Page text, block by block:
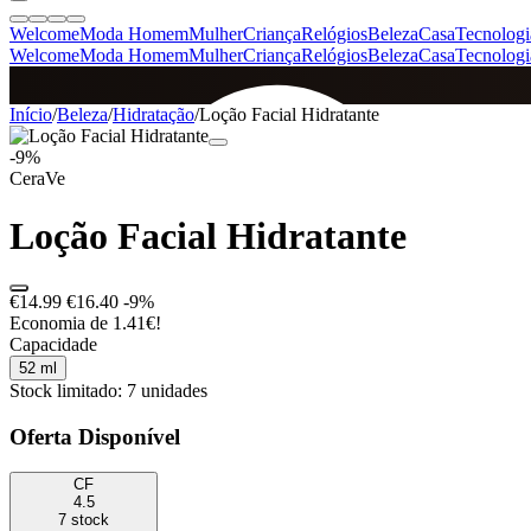
WelcomeModa HomemMulherCriançaRelógiosBelezaCasa
WelcomeModa HomemMulherCriançaRelógiosBelezaCasa
SINCE 2005
Início/Beleza/Hidratação/Loção Facial Hidratante
-9%
CeraVe
Loção Facial Hidratante
€14.99 €16.40 -9%
Economia de 1.41€!
Capacidade
52 ml
Stock limitado: 7 unidades
Oferta Disponível
CF
4.5
7 stock